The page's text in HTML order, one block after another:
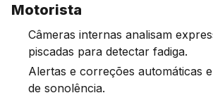
Motorista
Câmeras internas analisam
piscadas para detectar fadiga.
Alertas e correções automáticas
de sonolência.